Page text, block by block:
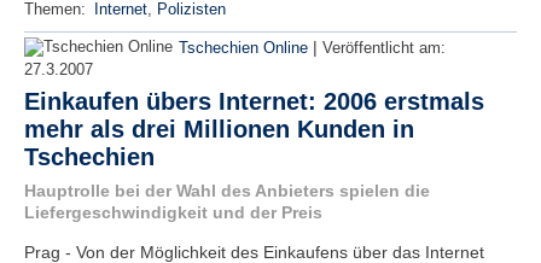
Themen: Internet, Polizisten
Tschechien Online | Veröffentlicht am:
27.3.2007
Einkaufen übers Internet: 2006 erstmals
mehr als drei Millionen Kunden in
Tschechien
Hauptrolle bei der Wahl des Anbieters spielen die
Liefergeschwindigkeit und der Preis
Prag - Von der Möglichkeit des Einkaufens über das Internet